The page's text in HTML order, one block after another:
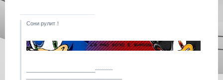
Сони рулит！
_______________________---------